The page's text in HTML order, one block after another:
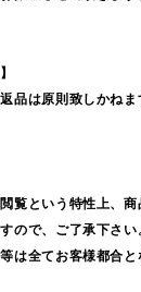
品は原則致しかね
という特性上、商
ので、ご了承下さい
は全てお客様都合と